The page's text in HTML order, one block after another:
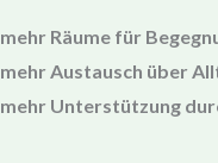
Räume für
Austausch über
Unterstützung